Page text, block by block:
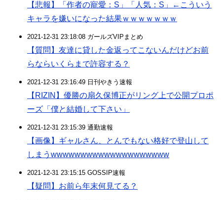
【悲報】「作者の寵愛：S」「人気：S」←こういう
キャラを嫌いになった結果ｗｗｗｗｗｗｗ
2021-12-31 23:18:08 ガールズVIPまとめ
【質問】友達に貸した金返ってこないんだけどお前
らならいくらまで許容する？
2021-12-31 23:16:49 日刊やきう速報
【RIZIN】優勝の扇久保博正がリング上で公開プロポ
ーズ「僕と結婚して下さい」
2021-12-31 23:15:39 通勤速報
【画像】ギャルさん、とんでもない格好で登山して
しまうwwwwwwwwwwwwwwwwwwww
2021-12-31 23:15:15 GOSSIP速報
【疑問】お前ら年末何見てる？